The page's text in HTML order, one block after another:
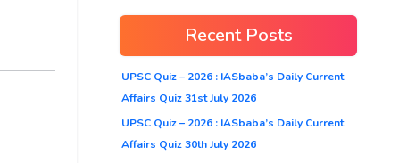
Recent Posts
UPSC Quiz – 2026 : IASbaba’s Daily Current
Affairs Quiz 31st July 2026
UPSC Quiz – 2026 : IASbaba’s Daily Current
Affairs Quiz 30th July 2026